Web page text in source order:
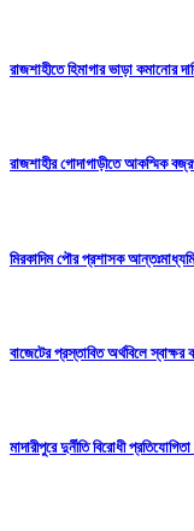
রাজশাহীতে হিমাগার ভাড়া কমানোর
রাজশাহীর গোদাগাড়ীতে আকস্মিক
মিরকাদিম পৌর প্রশাসক
বাজেটের প্রস্তাবিত অর্থবিলে
মাদারীপুরে দুর্নীতি বিরোধী